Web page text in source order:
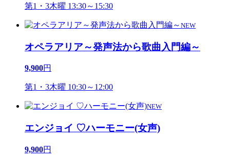
第1・3木曜 13:30～15:30
NEW
オペラアリア～発声法から歌曲入門編～
9,900円
第1・3木曜 10:30～12:00
NEW
エンジョイ ♡ハーモニー(女声)
9,900円